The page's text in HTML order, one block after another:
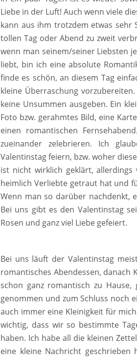
Liebe in der Luft! Auch wenn viele
kann aus ihm trotzdem etwas sehr
tollen Tag oder Abend zu zweit
wenn man seinem/seiner Liebsten
liebt, bin ich eine absolute
finde es schön, an diesem Tag
kleine Überraschung
keine Unsummen ausgeben. Ein
Foto bzw. gerahmtes Bild, eine
einen romantischen
zueinander zelebrieren. Ich
Valentinstag feiern, bzw. woher
ist nicht wirklich geklärt,
heimlich Verliebte getraut hat und
Wenn man so darüber nachdenkt,
Bei uns gibt es den Valentinstag
Rosen und ganz viel Liebe gefeiert.
Bei uns läuft der Valentinstag
romantisches Abendessen, danach
schon ganz romantisch zu Hause,
genommen und zum Schluss noch
auch immer eine Kleinigkeit für
wichtig, dass wir so bestimmte
haben. Ich habe all die kleinen
eine kleine Nachricht geschrieben